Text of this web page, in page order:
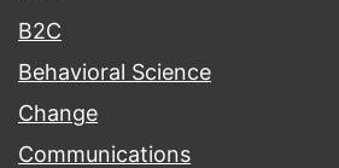
B2C
Behavioral Science
Change
Communications